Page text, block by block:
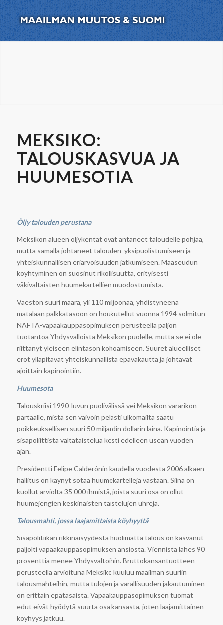
MEKSIKO:
TALOUSKASVUA JA
HUUMESOTIA
Öljy talouden perustana
Meksikon alueen öljykentät ovat antaneet taloudelle pohjaa,
mutta samalla johtaneet talouden yksipuolistumiseen ja
yhteiskunnallisen eriarvoisuuden jatkumiseen. Maaseudun
köyhtyminen on suosinut rikollisuutta, erityisesti
väkivaltaisten huumekartellien muodostumista.
Väestön suuri määrä, yli 110 miljoonaa, yhdistyneenä
matalaan palkkatasoon on houkutellut vuonna 1994 solmitun
NAFTA-vapaakauppasopimuksen perusteella paljon
tuotantoa Yhdysvalloista Meksikon puolelle, mutta se ei ole
riittänyt yleiseen elintason kohoamiseen. Suuret alueelliset
erot ylläpitävät yhteiskunnallista epävakautta ja johtavat
ajoittain kapinointiin.
Huumesota
Talouskriisi 1990-luvun puolivälissä vei Meksikon vararikon
partaalle, mistä sen vaivoin pelasti ulkomailta saatu
poikkeuksellisen suuri 50 miljardin dollarin laina. Kapinointia ja
sisäpoliittista valtataistelua kesti edelleen usean vuoden
ajan.
Presidentti Felipe Calderónin kaudella vuodesta 2006 alkaen
hallitus on käynyt sotaa huumekartelleja vastaan. Siinä on
kuollut arviolta 35 000 ihmistä, joista suuri osa on ollut
huumejengien keskinäisten taistelujen uhreja.
Talousmahti, jossa laajamittaista köyhyyttä
Sisäpolitiikan rikkinäisyydestä huolimatta talous on kasvanut
paljolti vapaakauppasopimuksen ansiosta. Viennistä lähes 90
prosenttia menee Yhdysvaltoihin. Bruttokansantuotteen
perusteella arvioituna Meksiko kuuluu maailman suuriin
talousmahteihin, mutta tulojen ja varallisuuden jakautuminen
on erittäin epätasaista. Vapaakauppasopimuksen tuomat
edut eivät hyödytä suurta osa kansasta, joten laajamittainen
köyhyys jatkuu.